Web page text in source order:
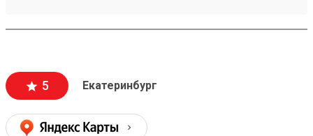
можно посмотреть всю интересующую
сохранности , и сотрудники аккуратны при загрузке
, выгрузке 🙌🏻 Заказ 260502771
5 Екатеринбург